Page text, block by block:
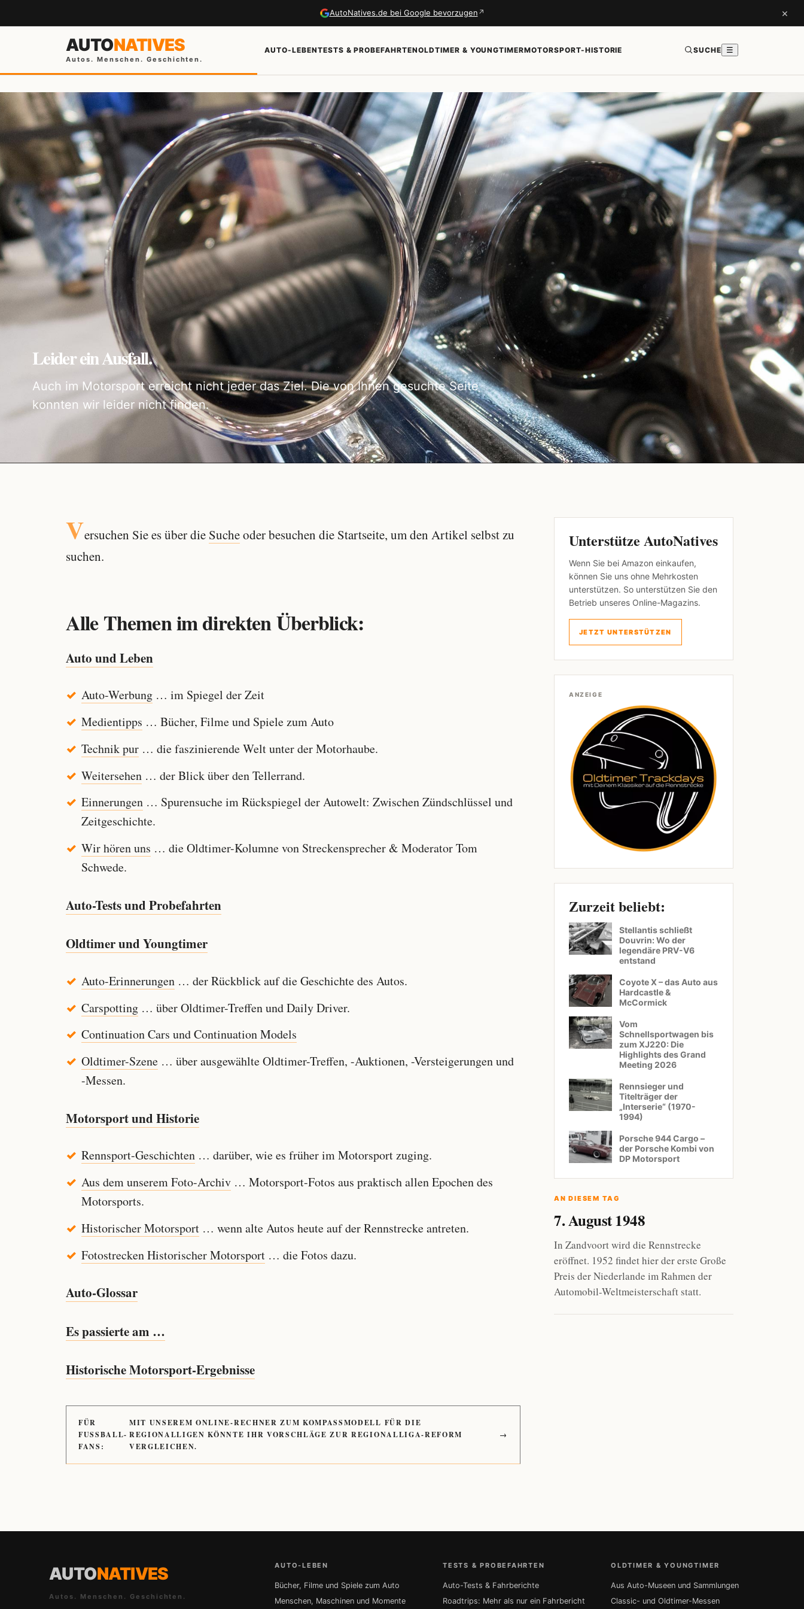
AutoNatives.de bei Google bevorzugen ↗ ×
AUTONATIVES
Autos. Menschen. Geschichten.
AUTO-LEBENTESTS & PROBEFAHRTENOLDTIMER & YOUNGTIMERMOTORSPORT-HISTORIE SUCHE ☰
Leider ein Ausfall.
Auch im Motorsport erreicht nicht jeder das Ziel. Die von Ihnen gesuchte Seite
konnten wir leider nicht finden.
Versuchen Sie es über die Sucheoder besuchen die Startseite, um den Artikel selbst zu
suchen.
Alle Themen im direkten Überblick:
Auto und Leben
Auto-Werbung… im Spiegel der Zeit
Medientipps … Bücher, Filme und Spiele zum Auto
Technik pur… die faszinierende Welt unter der Motorhaube.
Weitersehen… der Blick über den Tellerrand.
Einnerungen… Spurensuche im Rückspiegel der Autowelt: Zwischen Zündschlüssel und
Zeitgeschichte.
Wir hören uns … die Oldtimer-Kolumne von Streckensprecher & Moderator Tom
Schwede.
Auto-Tests und Probefahrten
Oldtimer und Youngtimer
Auto-Erinnerungen… der Rückblick auf die Geschichte des Autos.
Carspotting… über Oldtimer-Treffen und Daily Driver.
Continuation Cars und Continuation Models
Oldtimer-Szene… über ausgewählte Oldtimer-Treffen, -Auktionen, -Versteigerungen und
-Messen.
Motorsport und Historie
Rennsport-Geschichten… darüber, wie es früher im Motorsport zuging.
Aus dem unserem Foto-Archiv… Motorsport-Fotos aus praktisch allen Epochen des
Motorsports.
Historischer Motorsport… wenn alte Autos heute auf der Rennstrecke antreten.
Fotostrecken Historischer Motorsport… die Fotos dazu.
Auto-Glossar
Es passierte am …
Historische Motorsport-Ergebnisse
FÜR
FUSSBALL-
FANS:
MIT UNSEREM ONLINE-RECHNER ZUM KOMPASSMODELL FÜR DIE
REGIONALLIGEN KÖNNTE IHR VORSCHLÄGE ZUR REGIONALLIGA-REFORM
VERGLEICHEN.
→
Unterstütze AutoNatives
Wenn Sie bei Amazon einkaufen,
können Sie uns ohne Mehrkosten
unterstützen. So unterstützen Sie den
Betrieb unseres Online-Magazins.
JETZT UNTERSTÜTZEN
ANZEIGE
Zurzeit beliebt:
Stellantis schließt
Douvrin: Wo der
legendäre PRV-V6
entstand
Coyote X – das Auto aus
Hardcastle &
McCormick
Vom
Schnellsportwagen bis
zum XJ220: Die
Highlights des Grand
Meeting 2026
Rennsieger und
Titelträger der
„Interserie“ (1970-
1994)
Porsche 944 Cargo –
der Porsche Kombi von
DP Motorsport
AN DIESEM TAG
7. August 1948
In Zandvoort wird die Rennstrecke
eröffnet. 1952 findet hier der erste Große
Preis der Niederlande im Rahmen der
Automobil-Weltmeisterschaft statt.
AUTONATIVES
Autos. Menschen. Geschichten.
AUTO-LEBEN
Bücher, Filme und Spiele zum Auto
Menschen, Maschinen und Momente
TESTS & PROBEFAHRTEN
Auto-Tests & Fahrberichte
Roadtrips: Mehr als nur ein Fahrbericht
OLDTIMER & YOUNGTIMER
Aus Auto-Museen und Sammlungen
Classic- und Oldtimer-Messen